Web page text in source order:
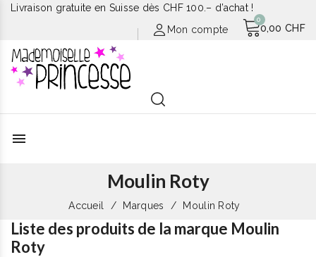
Livraison gratuite en Suisse dès CHF 100.– d’achat !
Mon compte
0,00 CHF
menu
Moulin Roty
Accueil Marques Moulin Roty
Liste des produits de la marque Moulin
Roty